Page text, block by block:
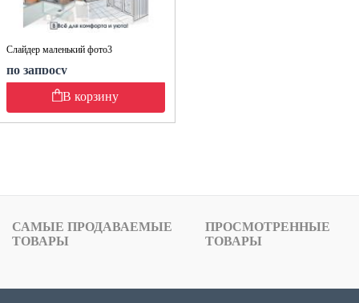
Слайдер маленький фото3
по запросу
В корзину
САМЫЕ ПРОДАВАЕМЫЕ
ТОВАРЫ
ПРОСМОТРЕННЫЕ
ТОВАРЫ